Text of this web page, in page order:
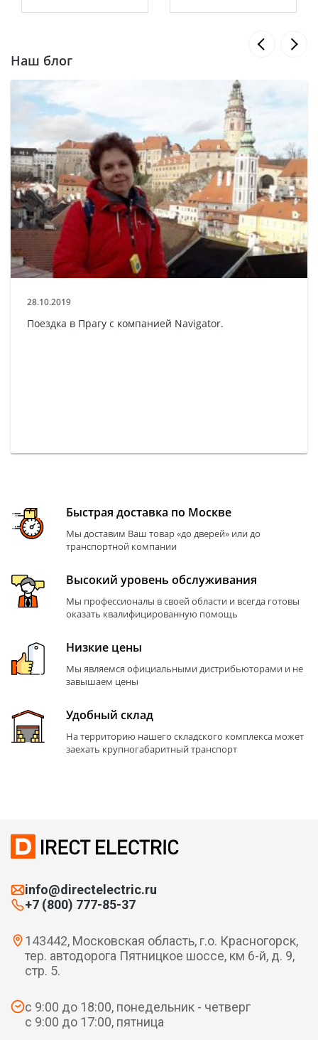
Наш блог
28.10.2019
Поездка в Прагу с компанией Navigator.
Быстрая доставка по Москве
Мы доставим Ваш товар «до дверей» или до
транспортной компании
Высокий уровень обслуживания
Мы профессионалы в своей области и всегда готовы
оказать квалифицированную помощь
Низкие цены
Мы являемся официальными дистрибьюторами и не
завышаем цены
Удобный склад
На территорию нашего складского комплекса может
заехать крупногабаритный транспорт
info@directelectric.ru
+7 (800) 777-85-37
143442, Московская область, г.о. Красногорск,
тер. автодорога Пятницкое шоссе, км 6-й, д. 9,
стр. 5.
с 9:00 до 18:00, понедельник - четверг
с 9:00 до 17:00, пятница